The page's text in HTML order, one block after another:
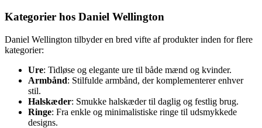
Kategorier hos Daniel Wellington
Daniel Wellington tilbyder en bred vifte af produkter inden for flere
kategorier:
Ure: Tidløse og elegante ure til både mænd og kvinder.
Armbånd: Stilfulde armbånd, der komplementerer enhver
stil.
Halskæder: Smukke halskæder til daglig og festlig brug.
Ringe: Fra enkle og minimalistiske ringe til udsmykkede
designs.